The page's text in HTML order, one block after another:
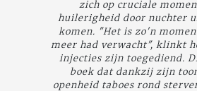
zich op cruciale
huilerigheid door nuchter
komen. "Het is zo'n
meer had verwacht", klinkt
injecties zijn toegediend.
boek dat dankzij zijn
openheid taboes rond